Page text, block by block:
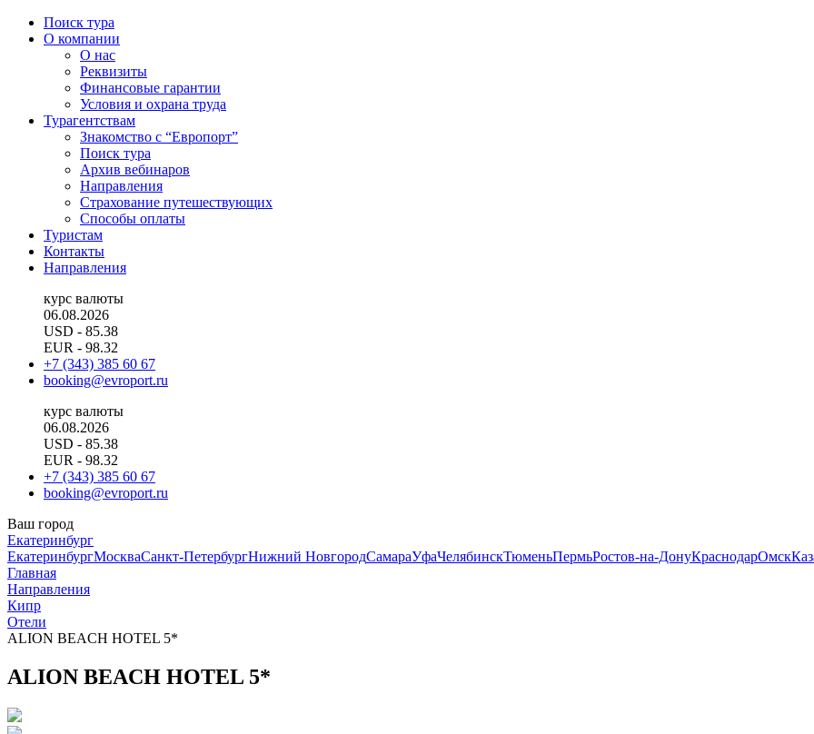
Поиск тура
О компании
О нас
Реквизиты
Финансовые гарантии
Условия и охрана труда
Турагентствам
Знакомство с “Европорт”
Поиск тура
Архив вебинаров
Направления
Страхование путешествующих
Способы оплаты
Туристам
Контакты
Направления
курс валюты
06.08.2026
USD - 85.38
EUR - 98.32
+7 (343) 385 60 67
booking@evroport.ru
курс валюты
06.08.2026
USD - 85.38
EUR - 98.32
+7 (343) 385 60 67
booking@evroport.ru
Ваш город
Екатеринбург
ЕкатеринбургМоскваСанкт-ПетербургНижний НовгородСамараУфаЧелябинскТюменьПермьРостов-на-ДонуКраснодарОмск
Главная
Направления
Кипр
Отели
ALION BEACH HOTEL 5*
ALION BEACH HOTEL 5*